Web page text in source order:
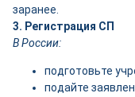
заранее.
3. Регистрация СП
В России:
подготовьте
подайте